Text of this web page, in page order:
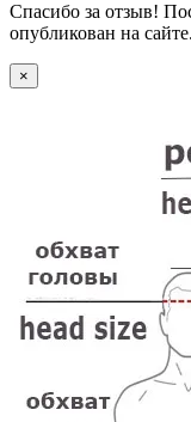
Спасибо за отзыв!
опубликован на сайте.
×